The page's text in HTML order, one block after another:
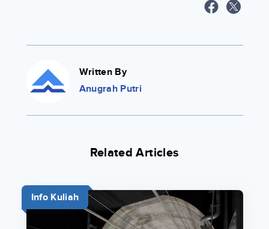
Written By
Anugrah Putri
Related Articles
Info Kuliah